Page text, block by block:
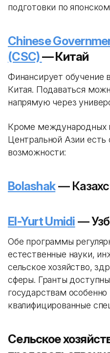
подготовки по
Chinese
(CSC)— Китай
Финансирует обучение
Китая. Подаваться
напрямую через
Кроме международных
Центральной Азии есть
возможности:
Bolashak—
El-Yurt Umidi —
Обе программы
естественные науки,
сельское хозяйство,
сферы. Гранты
государствам
квалифицированные
Сельское